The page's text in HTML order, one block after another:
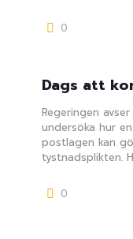
0
Dags att
Regeringen
undersöka hur
postlagen kan
tystnadsplikten.
0